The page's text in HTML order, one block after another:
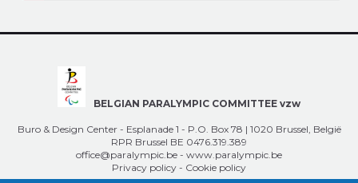
BELGIAN PARALYMPIC COMMITTEE vzw
Buro & Design Center - Esplanade 1 - P.O. Box 78 | 1020 Brussel, België
RPR Brussel BE 0476.319.389
office@paralympic.be - www.paralympic.be
Privacy policy - Cookie policy